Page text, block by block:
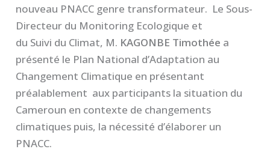
nouveau PNACC genre transformateur. Le Sous-
Directeur du Monitoring Ecologique et
du Suivi du Climat, M. KAGONBE Timothée a
présenté le Plan National d’Adaptation au
Changement Climatique en présentant
préalablement aux participants la situation du
Cameroun en contexte de changements
climatiques puis, la nécessité d’élaborer un
PNACC.